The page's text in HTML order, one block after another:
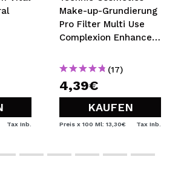
Tax Inb.
Make-up-Grundierung
Pro Filter Multi Use
Complexion Enhancer
(17)
4,39€
KAUFEN
Preis x 100 Ml: 13,30€ Tax Inb.